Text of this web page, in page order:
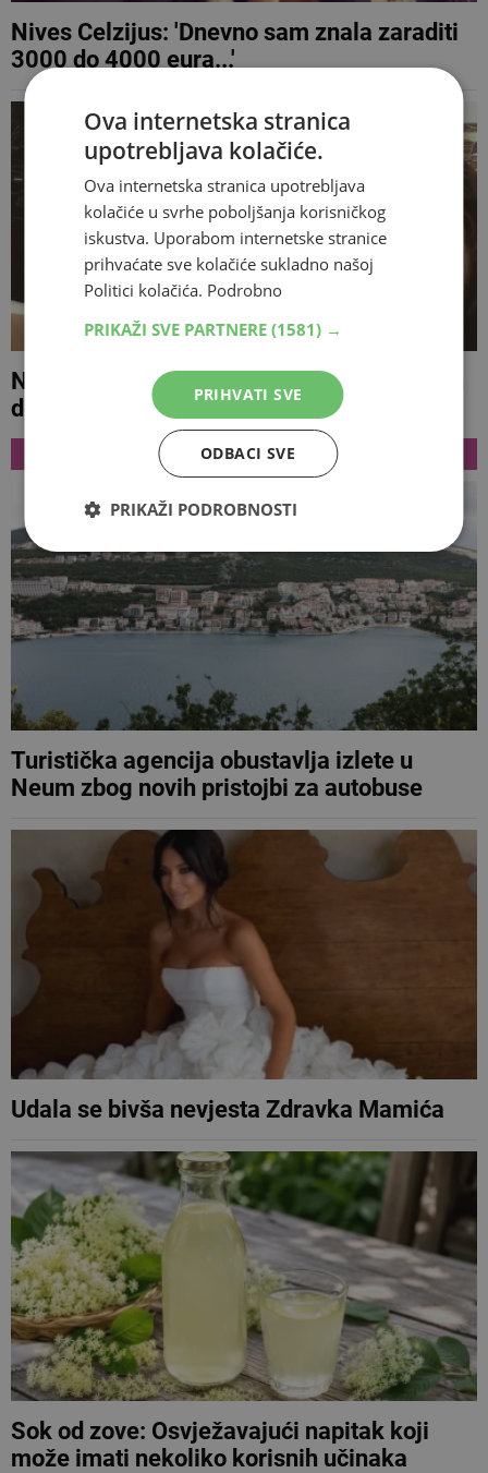
Nives Celzijus: 'Dnevno sam znala zaraditi
3000 do 4000 eura...'
Nives Celzijus u erotskoj čipki: Još nijedan
dekolte nije bio ovako seksi! Uvjerite se
NAJNOVIJE
Turistička agencija obustavlja izlete u
Neum zbog novih pristojbi za autobuse
Udala se bivša nevjesta Zdravka Mamića
Sok od zove: Osvježavajući napitak koji
može imati nekoliko korisnih učinaka
Ova internetska stranica
upotrebljava kolačiće.
Ova internetska stranica upotrebljava
kolačiće u svrhe poboljšanja korisničkog
iskustva. Uporabom internetske stranice
prihvaćate sve kolačiće sukladno našoj
Politici kolačića. Podrobno
PRIKAŽI SVE PARTNERE (1581) →
PRIHVATI SVE
ODBACI SVE
PRIKAŽI PODROBNOSTI